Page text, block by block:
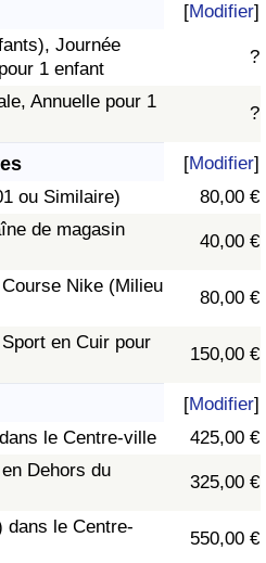
[Modifier]
Journée
1 enfant
?
Annuelle pour 1
?
[Modifier]
ou Similaire)
80,00 €
de magasin
40,00 €
Nike (Milieu
80,00 €
en Cuir pour
150,00 €
[Modifier]
le Centre-ville
425,00 €
Dehors du
325,00 €
dans le Centre-
550,00 €